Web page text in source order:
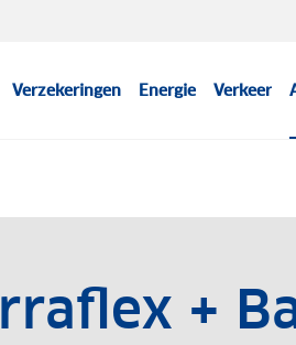
Verzekeringen Energie Verkeer
+